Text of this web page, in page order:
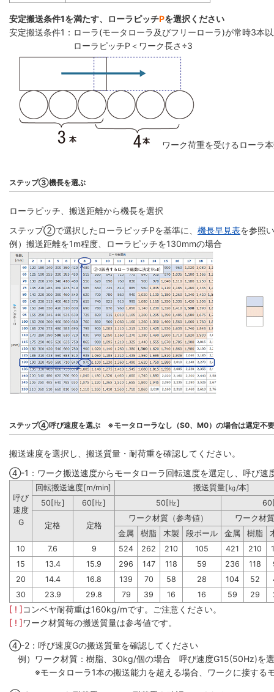
安定搬送条件1を満たす、ローラピッチPを選択ください
安定搬送条件1：ローラ(モータローラ及びフリーローラ)が常時3本
ローラピッチP＜ワーク長さ÷3
ワーク荷重を受けるローラ
ステップ③機長を選ぶ
ローラピッチ、搬送距離から機長を選択
ステップ②で選択したローラピッチPを基準に、 機長早見表を参照
例）搬送距離を1m程度、ローラピッチを130mmの場合
ステップ④呼び速度を選ぶ ※モータローラなし（S0、M0）の場合は選定不
搬送速度を選択し、搬送質量・耐荷重を確認してください。
④-1：ワーク搬送速度からモータローラ回転速度を選定し、呼び速
呼び
速度
G
回転搬送速度[m/min]
搬送質量[㎏/本]
50[㎐]
60[㎐] 50[㎐]
定格 定格
ワーク材質（参考値）
ワーク材
金属
樹脂 木製 段ボール 金属 樹脂
10
7.6 9 524 262 210 105 421 210
15
13.4 15.9 296 147 118 59 236 118
20
14.4 16.8 139 70 58 28 104 52
30
23.9 29.8 79 39 16 16 59 29
[ ! ]コンベヤ耐荷重は160kg/mです。ご注意ください。
[ ! ]ワーク材質毎の搬送質量は参考値です。
④-2：呼び速度Gの搬送質量を確認してください
例）ワーク材質：樹脂、30kg/個の場合 呼び速度G15(50Hz)を
※モータローラ1本の搬送能力を超える場合、ワークに接するモ